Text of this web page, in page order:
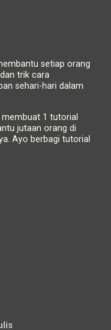
setiap orang
trik cara
sehari-hari dalam
membuat 1 tutorial
jutaan orang di
Ayo berbagi tutorial